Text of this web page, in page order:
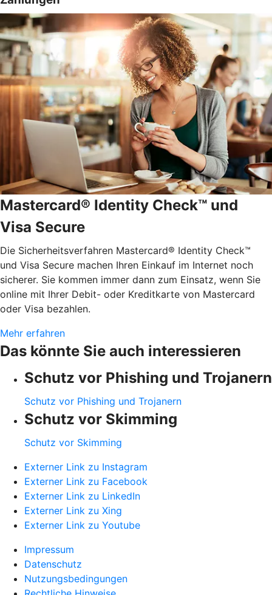
Mastercard® Identity Check™ und
Visa Secure
Die Sicherheitsverfahren Mastercard® Identity Check™
und Visa Secure machen Ihren Einkauf im Internet noch
sicherer. Sie kommen immer dann zum Einsatz, wenn Sie
online mit Ihrer Debit- oder Kreditkarte von Mastercard
oder Visa bezahlen.
Mehr erfahren
Das könnte Sie auch interessieren
Schutz vor Phishing und Trojanern
Schutz vor Phishing und Trojanern
Schutz vor Skimming
Schutz vor Skimming
Externer Link zu Instagram
Externer Link zu Facebook
Externer Link zu LinkedIn
Externer Link zu Xing
Externer Link zu Youtube
Impressum
Datenschutz
Nutzungsbedingungen